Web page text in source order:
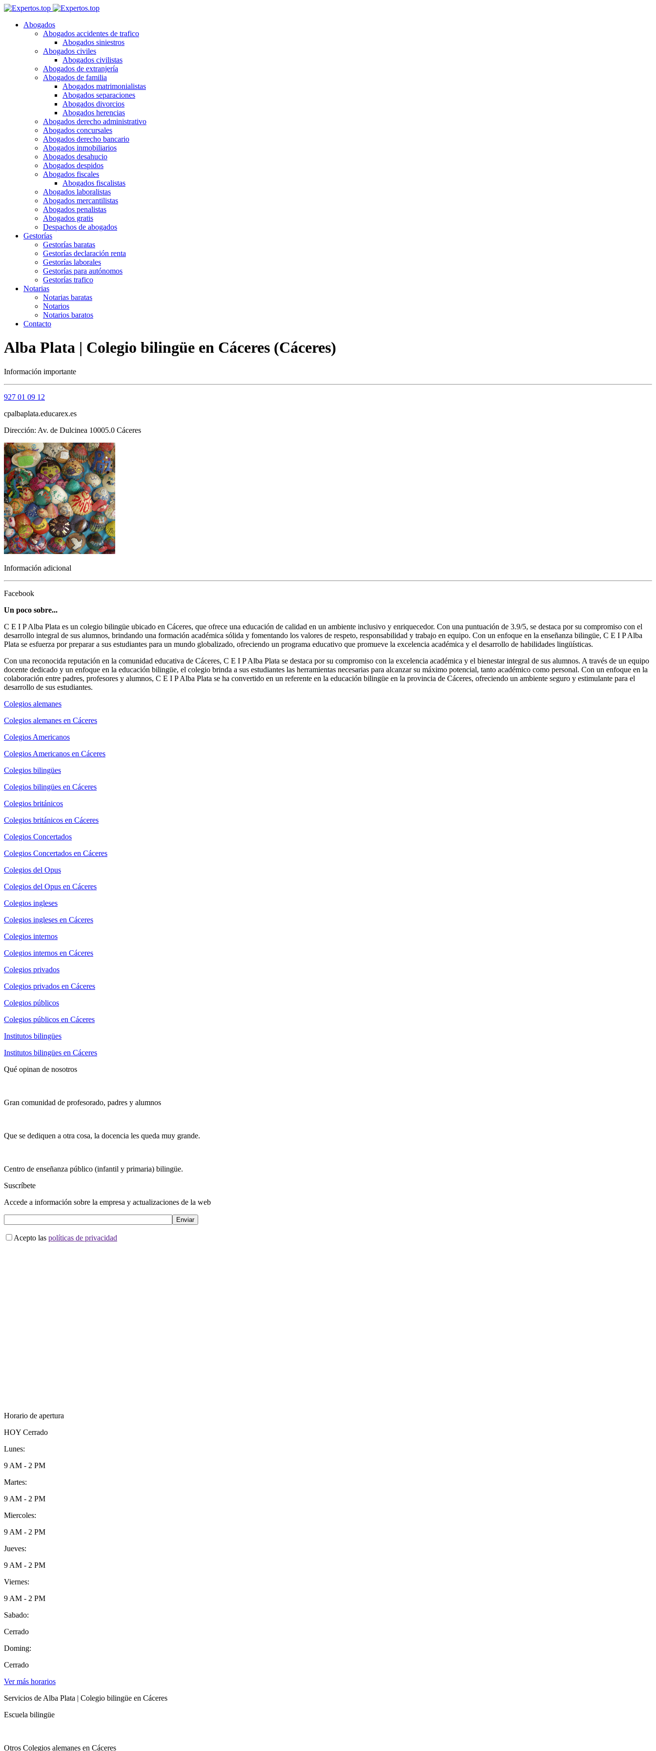
Abogados
Abogados accidentes de trafico
Abogados siniestros
Abogados civiles
Abogados civilistas
Abogados de extranjería
Abogados de familia
Abogados matrimonialistas
Abogados separaciones
Abogados divorcios
Abogados herencias
Abogados derecho administrativo
Abogados concursales
Abogados derecho bancario
Abogados inmobiliarios
Abogados desahucio
Abogados despidos
Abogados fiscales
Abogados fiscalistas
Abogados laboralistas
Abogados mercantilistas
Abogados penalistas
Abogados gratis
Despachos de abogados
Gestorías
Gestorías baratas
Gestorías declaración renta
Gestorías laborales
Gestorías para autónomos
Gestorías trafico
Notarias
Notarias baratas
Notarios
Notarios baratos
Contacto
Alba Plata | Colegio bilingüe en Cáceres (Cáceres)
Información importante
927 01 09 12
cpalbaplata.educarex.es
Dirección: Av. de Dulcinea 10005.0 Cáceres‎
Información adicional
Facebook
Un poco sobre...
C E I P Alba Plata es un colegio bilingüe ubicado en Cáceres, que ofrece una educación de calidad en un ambiente inclusivo y enriquecedor. Con una puntuación de 3.9/5, se destaca por su compromiso con el
desarrollo integral de sus alumnos, brindando una formación académica sólida y fomentando los valores de respeto, responsabilidad y trabajo en equipo. Con un enfoque en la enseñanza bilingüe, C E I P Alba
Plata se esfuerza por preparar a sus estudiantes para un mundo globalizado, ofreciendo un programa educativo que promueve la excelencia académica y el desarrollo de habilidades lingüísticas.
Con una reconocida reputación en la comunidad educativa de Cáceres, C E I P Alba Plata se destaca por su compromiso con la excelencia académica y el bienestar integral de sus alumnos. A través de un equipo
docente dedicado y un enfoque en la educación bilingüe, el colegio brinda a sus estudiantes las herramientas necesarias para alcanzar su máximo potencial, tanto académico como personal. Con un enfoque en la
colaboración entre padres, profesores y alumnos, C E I P Alba Plata se ha convertido en un referente en la educación bilingüe en la provincia de Cáceres, ofreciendo un ambiente seguro y estimulante para el
desarrollo de sus estudiantes.
Colegios alemanes
Colegios alemanes en Cáceres
Colegios Americanos
Colegios Americanos en Cáceres
Colegios bilingües
Colegios bilingües en Cáceres
Colegios británicos
Colegios británicos en Cáceres
Colegios Concertados
Colegios Concertados en Cáceres
Colegios del Opus
Colegios del Opus en Cáceres
Colegios ingleses
Colegios ingleses en Cáceres
Colegios internos
Colegios internos en Cáceres
Colegios privados
Colegios privados en Cáceres
Colegios públicos
Colegios públicos en Cáceres
Institutos bilingües
Institutos bilingües en Cáceres
Qué opinan de nosotros
Gran comunidad de profesorado, padres y alumnos
Que se dediquen a otra cosa, la docencia les queda muy grande.
Centro de enseñanza público (infantil y primaria) bilingüe.
Suscríbete
Accede a información sobre la empresa y actualizaciones de la web
Acepto las políticas de privacidad
Horario de apertura
HOY Cerrado
Lunes:
9 AM - 2 PM
Martes:
9 AM - 2 PM
Miercoles:
9 AM - 2 PM
Jueves:
9 AM - 2 PM
Viernes:
9 AM - 2 PM
Sabado:
Cerrado
Doming:
Cerrado
Ver más horarios
Servicios de Alba Plata | Colegio bilingüe en Cáceres
Escuela bilingüe
Otros Colegios alemanes en Cáceres